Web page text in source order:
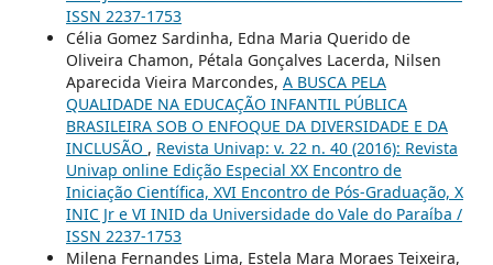
ISSN 2237-1753
Célia Gomez Sardinha, Edna Maria Querido de
Oliveira Chamon, Pétala Gonçalves Lacerda, Nilsen
Aparecida Vieira Marcondes, A BUSCA PELA
QUALIDADE NA EDUCAÇÃO INFANTIL PÚBLICA
BRASILEIRA SOB O ENFOQUE DA DIVERSIDADE E DA
INCLUSÃO , Revista Univap: v. 22 n. 40 (2016): Revista
Univap online Edição Especial XX Encontro de
Iniciação Científica, XVI Encontro de Pós-Graduação, X
INIC Jr e VI INID da Universidade do Vale do Paraíba /
ISSN 2237-1753
Milena Fernandes Lima, Estela Mara Moraes Teixeira,